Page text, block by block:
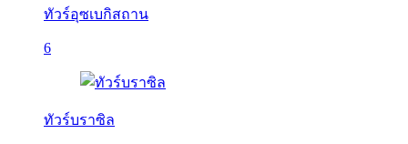
ทัวร์อุซเบกิสถาน
6
ทัวร์บราซิล